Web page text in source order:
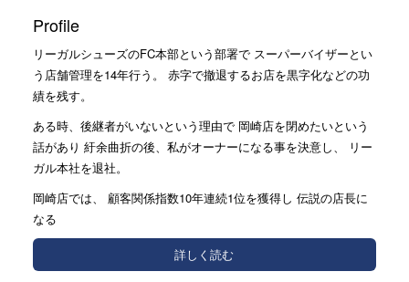
Profile
リーガルシューズのFC本部という部署で スーパーバイザーとい
う店舗管理を14年行う。 赤字で撤退するお店を黒字化などの功
績を残す。
ある時、後継者がいないという理由で 岡崎店を閉めたいという
話があり 紆余曲折の後、私がオーナーになる事を決意し、 リー
ガル本社を退社。
岡崎店では、 顧客関係指数10年連続1位を獲得し 伝説の店長に
なる
詳しく読む